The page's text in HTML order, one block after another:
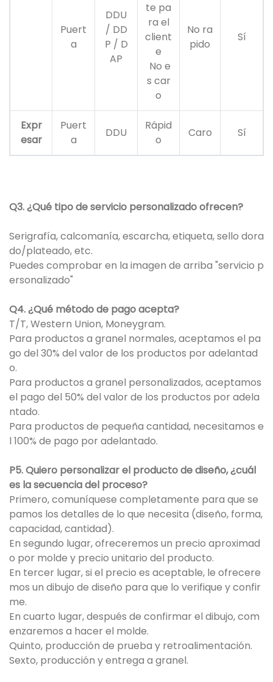
Puert
a
DDU
/ DD
P / D
AP
te pa
ra el
client
e
No e
s car
o
No ra
pido
Sí
Expr
esar
Puert
a
DDU
Rápid
o
Caro Sí
Q3. ¿Qué tipo de servicio personalizado ofrecen?
Serigrafía, calcomanía, escarcha, etiqueta, sello dora
do/plateado, etc.
Puedes comprobar en la imagen de arriba "servicio p
ersonalizado"
Q4. ¿Qué método de pago acepta?
T/T, Western Union, Moneygram.
Para productos a granel normales, aceptamos el pa
go del 30% del valor de los productos por adelantad
o.
Para productos a granel personalizados, aceptamos
el pago del 50% del valor de los productos por adela
ntado.
Para productos de pequeña cantidad, necesitamos e
l 100% de pago por adelantado.
P5. Quiero personalizar el producto de diseño, ¿cuál
es la secuencia del proceso?
Primero, comuníquese completamente para que se
pamos los detalles de lo que necesita (diseño, forma,
capacidad, cantidad).
En segundo lugar, ofreceremos un precio aproximad
o por molde y precio unitario del producto.
En tercer lugar, si el precio es aceptable, le ofrecere
mos un dibujo de diseño para que lo verifique y confir
me.
En cuarto lugar, después de confirmar el dibujo, com
enzaremos a hacer el molde.
Quinto, producción de prueba y retroalimentación.
Sexto, producción y entrega a granel.